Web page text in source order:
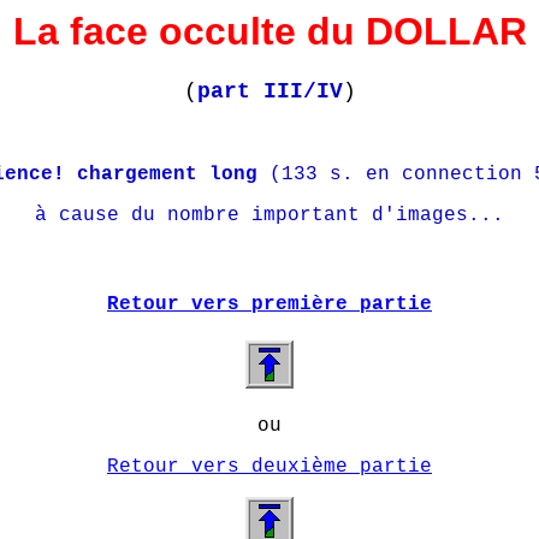
La face occulte du DOLLAR
( part III/IV)
chargement long (133 s. en connection
à cause du nombre important d'images...
Retour vers première partie
ou
Retour vers deuxième partie